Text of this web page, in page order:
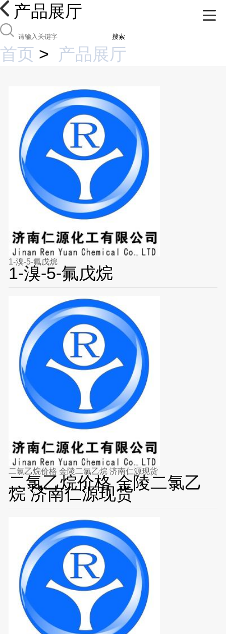
产品展厅
搜索
首页 > 产品展厅
1-溴-5-氟戊烷
1-溴-5-氟戊烷
二氯乙烷价格 金陵二氯乙烷 济南仁源现货
二氯乙烷价格 金陵二氯乙
烷 济南仁源现货